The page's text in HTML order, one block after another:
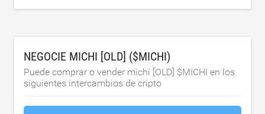
NEGOCIE MICHI [OLD] ($MICHI)
Puede comprar o vender michi [OLD] $MICHI en los
siguientes intercambios de cripto